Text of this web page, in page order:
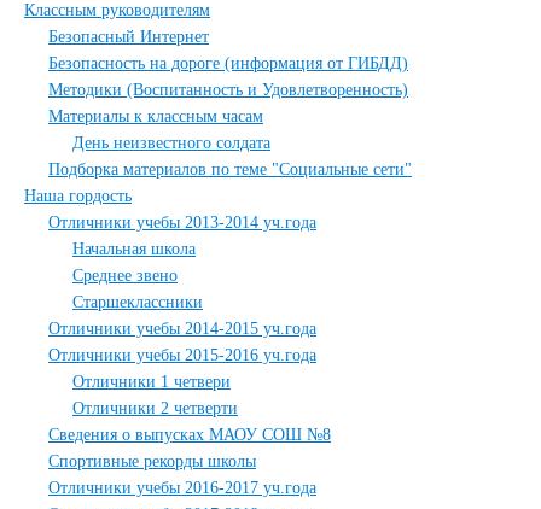
Классным руководителям
Безопасный Интернет
Безопасность на дороге (информация от ГИБДД)
Методики (Воспитанность и Удовлетворенность)
Материалы к классным часам
День неизвестного солдата
Подборка материалов по теме "Социальные сети"
Наша гордость
Отличники учебы 2013-2014 уч.года
Начальная школа
Среднее звено
Старшеклассники
Отличники учебы 2014-2015 уч.года
Отличники учебы 2015-2016 уч.года
Отличники 1 четвери
Отличники 2 четверти
Сведения о выпусках МАОУ СОШ №8
Спортивные рекорды школы
Отличники учебы 2016-2017 уч.года